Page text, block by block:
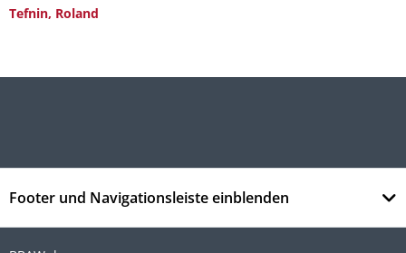
Tefnin, Roland
Footer und Navigationsleiste einblenden